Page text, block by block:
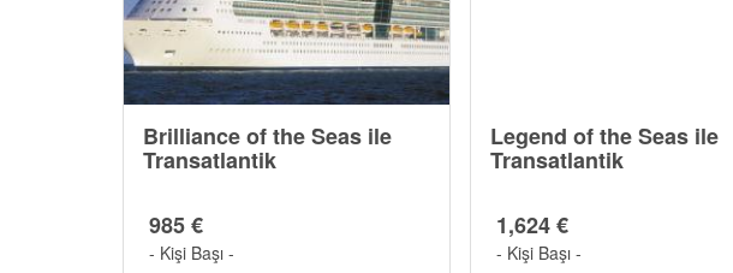
Brilliance of the Seas ile
Transatlantik
985 €
- Kişi Başı -
Legend of the Seas ile
Transatlantik
1,624 €
- Kişi Başı -